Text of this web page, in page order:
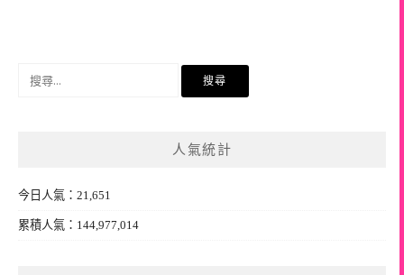
人氣統計
今日人氣：21,651
累積人氣：144,977,014